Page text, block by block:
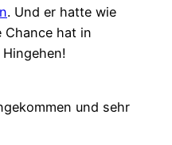
. Und er hatte wie
Chance hat in
Hingehen!
und sehr